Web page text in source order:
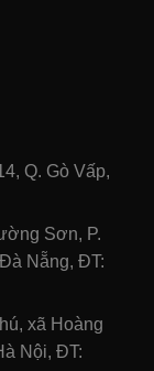
Q. Gò Vấp,
Sơn, P.
Nẵng, ĐT:
xã Hoàng
Nội, ĐT: